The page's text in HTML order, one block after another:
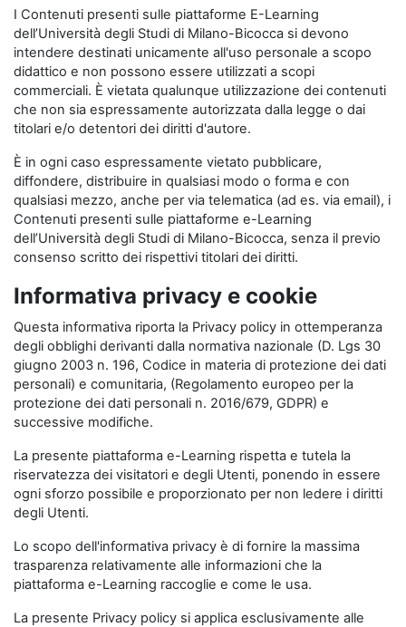
I Contenuti presenti sulle piattaforme E-Learning
dell’Università degli Studi di Milano-Bicocca si devono
intendere destinati unicamente all'uso personale a scopo
didattico e non possono essere utilizzati a scopi
commerciali. È vietata qualunque utilizzazione dei contenuti
che non sia espressamente autorizzata dalla legge o dai
titolari e/o detentori dei diritti d'autore.
È in ogni caso espressamente vietato pubblicare,
diffondere, distribuire in qualsiasi modo o forma e con
qualsiasi mezzo, anche per via telematica (ad es. via email), i
Contenuti presenti sulle piattaforme e-Learning
dell’Università degli Studi di Milano-Bicocca, senza il previo
consenso scritto dei rispettivi titolari dei diritti.
Informativa privacy e cookie
Questa informativa riporta la Privacy policy in ottemperanza
degli obblighi derivanti dalla normativa nazionale (D. Lgs 30
giugno 2003 n. 196, Codice in materia di protezione dei dati
personali) e comunitaria, (Regolamento europeo per la
protezione dei dati personali n. 2016/679, GDPR) e
successive modifiche.
La presente piattaforma e-Learning rispetta e tutela la
riservatezza dei visitatori e degli Utenti, ponendo in essere
ogni sforzo possibile e proporzionato per non ledere i diritti
degli Utenti.
Lo scopo dell'informativa privacy è di fornire la massima
trasparenza relativamente alle informazioni che la
piattaforma e-Learning raccoglie e come le usa.
La presente Privacy policy si applica esclusivamente alle